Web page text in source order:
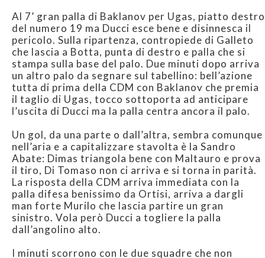
Al 7’ gran palla di Baklanov per Ugas, piatto destro
del numero 19 ma Ducci esce bene e disinnesca il
pericolo. Sulla ripartenza, contropiede di Galleto
che lascia a Botta, punta di destro e palla che si
stampa sulla base del palo. Due minuti dopo arriva
un altro palo da segnare sul tabellino: bell’azione
tutta di prima della CDM con Baklanov che premia
il taglio di Ugas, tocco sottoporta ad anticipare
l’uscita di Ducci ma la palla centra ancora il palo.
Un gol, da una parte o dall’altra, sembra comunque
nell’aria e a capitalizzare stavolta è la Sandro
Abate: Dimas triangola bene con Maltauro e prova
il tiro, Di Tomaso non ci arriva e si torna in parità.
La risposta della CDM arriva immediata con la
palla difesa benissimo da Ortisi, arriva a dargli
man forte Murilo che lascia partire un gran
sinistro. Vola però Ducci a togliere la palla
dall’angolino alto.
I minuti scorrono con le due squadre che non